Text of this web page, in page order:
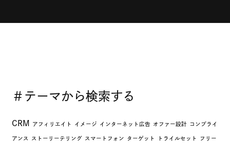
＃テーマから検索する
CRM アフィリエイト イメージ インターネット広告 オファー設計 コンプライ
アンス ストーリーテリング スマートフォン ターゲット トライルセット フリー